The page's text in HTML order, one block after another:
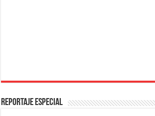
REPORTAJE ESPECIAL